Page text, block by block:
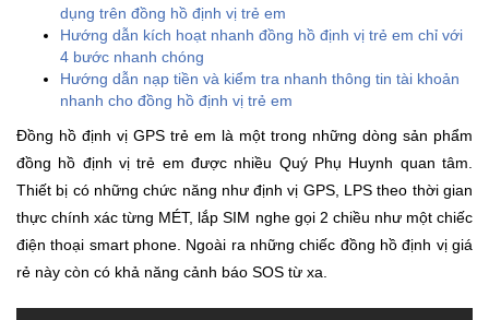
Khuyến
Thiết
bị
Phụ
Công
dụng trên đồng hồ định vị trẻ em
Hướng dẫn kích hoạt nhanh đồng hồ định vị trẻ em chỉ với
4 bước nhanh chóng
Hướng dẫn nạp tiền và kiểm tra nhanh thông tin tài khoản
nhanh cho đồng hồ định vị trẻ em
Đồng hồ định vị GPS trẻ em là một trong những dòng sản phẩm
đồng hồ định vị trẻ em được nhiều Quý Phụ Huynh quan tâm.
Thiết bị có những chức năng như định vị GPS, LPS theo thời gian
thực chính xác từng MÉT, lắp SIM nghe gọi 2 chiều như một chiếc
điện thoại smart phone. Ngoài ra những chiếc đồng hồ định vị giá
rẻ này còn có khả năng cảnh báo SOS từ xa.